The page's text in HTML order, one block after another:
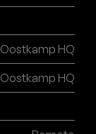
Oostkamp HQ
Oostkamp HQ